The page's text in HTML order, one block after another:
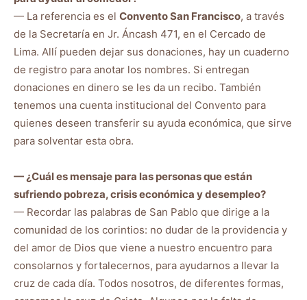
— La referencia es el Convento San Francisco, a través
de la Secretaría en Jr. Áncash 471, en el Cercado de
Lima. Allí pueden dejar sus donaciones, hay un cuaderno
de registro para anotar los nombres. Si entregan
donaciones en dinero se les da un recibo. También
tenemos una cuenta institucional del Convento para
quienes deseen transferir su ayuda económica, que sirve
para solventar esta obra.
— ¿Cuál es mensaje para las personas que están
sufriendo pobreza, crisis económica y desempleo?
— Recordar las palabras de San Pablo que dirige a la
comunidad de los corintios: no dudar de la providencia y
del amor de Dios que viene a nuestro encuentro para
consolarnos y fortalecernos, para ayudarnos a llevar la
cruz de cada día. Todos nosotros, de diferentes formas,